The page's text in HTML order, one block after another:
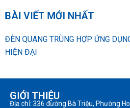
BÀI VIẾT MỚI NHẤT
ĐÈN QUANG TRÙNG HỢP ỨNG
HIỆN ĐẠI
GIỚI THIỆU
Địa chỉ: 336 đường Bà Triệu, Phường